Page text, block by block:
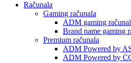
Računala
Gaming računala
ADM gaming
Brand name gaming
Premium računala
ADM Powered by
ADM Powered by